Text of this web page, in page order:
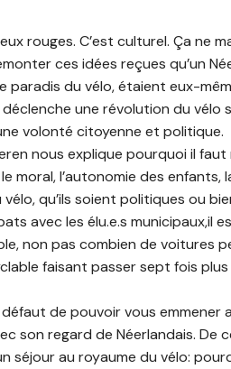
rouges. C’est culturel. Ça ne
ces idées reçues qu’un
paradis du vélo, étaient eux-
une révolution du vélo
volonté citoyenne et politique.
nous explique pourquoi il
moral, l’autonomie des enfants,
qu’ils soient politiques ou
avec les élu.e.s municipaux,il
non pas combien de voitures
faisant passer sept fois plus
de pouvoir vous emmener
son regard de Néerlandais. De
séjour au royaume du vélo: